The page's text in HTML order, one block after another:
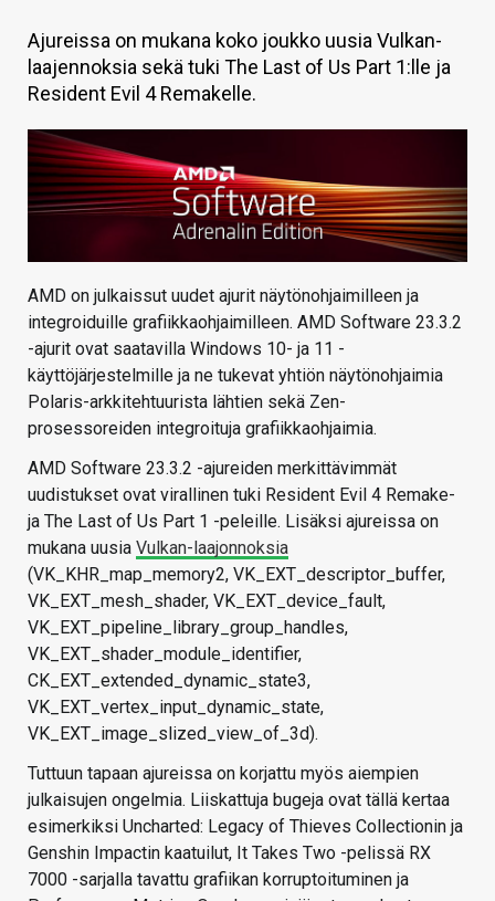
TIETOA
HINTA.FI
VAIHDA TEEMA
Ajureissa on mukana koko joukko uusia Vulkan-
laajennoksia sekä tuki The Last of Us Part 1:lle ja
Resident Evil 4 Remakelle.
AMD on julkaissut uudet ajurit näytönohjaimilleen ja
integroiduille grafiikkaohjaimilleen. AMD Software 23.3.2
-ajurit ovat saatavilla Windows 10- ja 11 -
käyttöjärjestelmille ja ne tukevat yhtiön näytönohjaimia
Polaris-arkkitehtuurista lähtien sekä Zen-
prosessoreiden integroituja grafiikkaohjaimia.
AMD Software 23.3.2 -ajureiden merkittävimmät
uudistukset ovat virallinen tuki Resident Evil 4 Remake-
ja The Last of Us Part 1 -peleille. Lisäksi ajureissa on
mukana uusia Vulkan-laajonnoksia
(VK_KHR_map_memory2, VK_EXT_descriptor_buffer,
VK_EXT_mesh_shader, VK_EXT_device_fault,
VK_EXT_pipeline_library_group_handles,
VK_EXT_shader_module_identifier,
CK_EXT_extended_dynamic_state3,
VK_EXT_vertex_input_dynamic_state,
VK_EXT_image_slized_view_of_3d).
Tuttuun tapaan ajureissa on korjattu myös aiempien
julkaisujen ongelmia. Liiskattuja bugeja ovat tällä kertaa
esimerkiksi Uncharted: Legacy of Thieves Collectionin ja
Genshin Impactin kaatuilut, It Takes Two -pelissä RX
7000 -sarjalla tavattu grafiikan korruptoituminen ja